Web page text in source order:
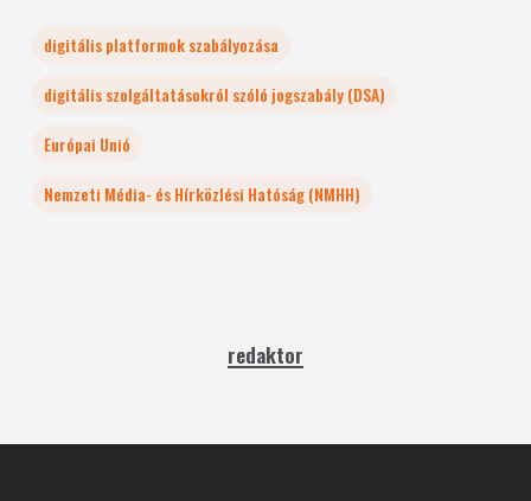
digitális platformok szabályozása
digitális szolgáltatásokról szóló jogszabály (DSA)
Európai Unió
Nemzeti Média- és Hírközlési Hatóság (NMHH)
redaktor